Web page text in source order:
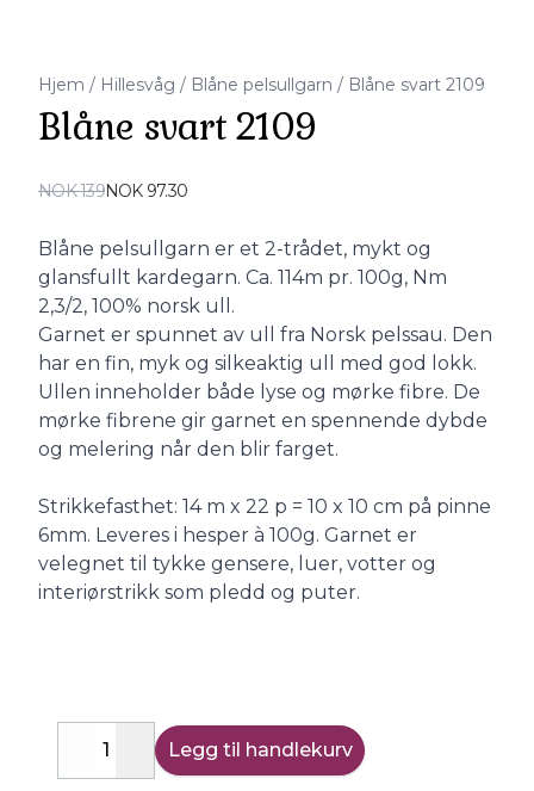
Hjem / Hillesvåg / Blåne pelsullgarn / Blåne svart 2109
Blåne svart 2109
NOK 139NOK 97.30
Description
Blåne pelsullgarn er et 2-trådet, mykt og
glansfullt kardegarn. Ca. 114m pr. 100g, Nm
2,3/2, 100% norsk ull.
Garnet er spunnet av ull fra Norsk pelssau. Den
har en fin, myk og silkeaktig ull med god lokk.
Ullen inneholder både lyse og mørke fibre. De
mørke fibrene gir garnet en spennende dybde
og melering når den blir farget.
Strikkefasthet: 14 m x 22 p = 10 x 10 cm på pinne
6mm. Leveres i hesper à 100g. Garnet er
velegnet til tykke gensere, luer, votter og
interiørstrikk som pledd og puter.
DecreaseIncrease
Legg til handlekurv